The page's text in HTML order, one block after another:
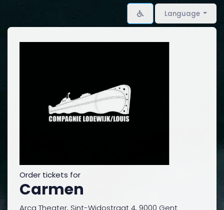
Language
Order tickets for
Carmen
Arca Theater, Sint-Widostraat 4, 9000 Gent